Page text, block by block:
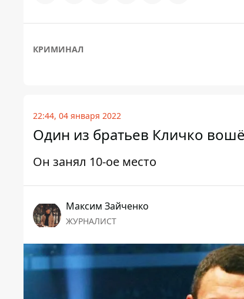
КРИМИНАЛ
22:44, 04 января 2022
Один из братьев Кличко
Он занял 10-ое место
Максим Зайченко
ЖУРНАЛИСТ